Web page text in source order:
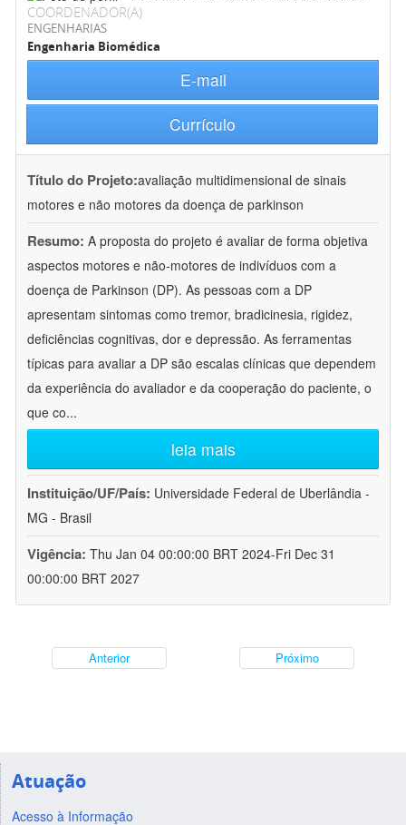
COORDENADOR(A)
ENGENHARIAS
Engenharia Biomédica
E-mail
Currículo
Título do Projeto:avaliação multidimensional de sinais
motores e não motores da doença de parkinson
Resumo: A proposta do projeto é avaliar de forma objetiva
aspectos motores e não-motores de indivíduos com a
doença de Parkinson (DP). As pessoas com a DP
apresentam sintomas como tremor, bradicinesia, rigidez,
deficiências cognitivas, dor e depressão. As ferramentas
típicas para avaliar a DP são escalas clínicas que dependem
da experiência do avaliador e da cooperação do paciente, o
que co...
leia mais
Instituição/UF/País: Universidade Federal de Uberlândia -
MG - Brasil
Vigência: Thu Jan 04 00:00:00 BRT 2024-Fri Dec 31
00:00:00 BRT 2027
Anterior Próximo
Atuação
Acesso à Informação